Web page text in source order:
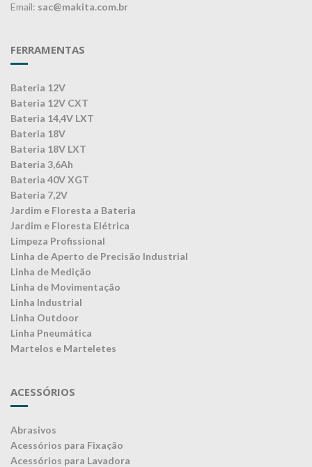
Email: sac@makita.com.br
FERRAMENTAS
Bateria 12V
Bateria 12V CXT
Bateria 14,4V LXT
Bateria 18V
Bateria 18V LXT
Bateria 3,6Ah
Bateria 40V XGT
Bateria 7,2V
Jardim e Floresta a Bateria
Jardim e Floresta Elétrica
Limpeza Profissional
Linha de Aperto de Precisão Industrial
Linha de Medição
Linha de Movimentação
Linha Industrial
Linha Outdoor
Linha Pneumática
Martelos e Marteletes
ACESSÓRIOS
Abrasivos
Acessórios para Fixação
Acessórios para Lavadora